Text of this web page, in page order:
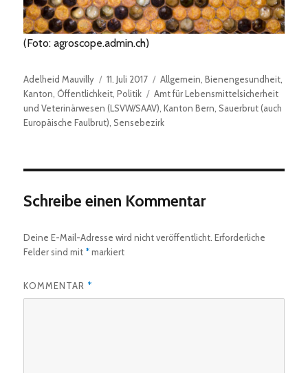
(Foto: agroscope.admin.ch)
Autor
Adelheid Mauvilly
Veröffentlicht
am
11. Juli 2017 Kategorien
Allgemein ,Bienengesundheit
Kanton Öffentlichkeit ,Politik Schlagwörter
Amt für Lebensmittelsicherheit
und Veterinärwesen (LSVW/SAAV) ,Kanton Bern ,Sauerbrut (auch
Europäische Faulbrut) ,Sensebezirk
Schreibe einen Kommentar
Deine E-Mail-Adresse wird nicht veröffentlicht. Erforderliche
Felder sind mit *markiert
KOMMENTAR *